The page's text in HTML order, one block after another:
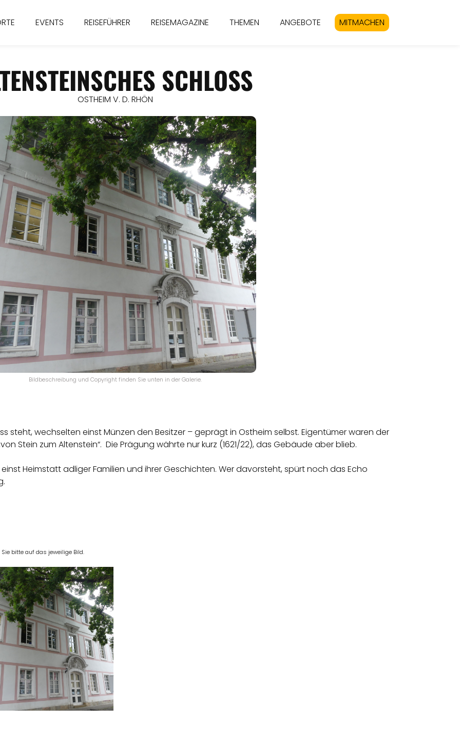
EVENTS REISEFÜHRER REISEMAGAZINE THEMEN ANGEBOTE MITMACHEN
SCHLOSS
OSTHEIM V. D. RHÖN
Bildbeschreibung und Copyright finden Sie unten in der Galerie.
steht, wechselten einst Münzen den Besitzer – geprägt in Ostheim selbst. Eigentümer waren der
Stein zum Altenstein“. Die Prägung währte nur kurz (1621/22), das Gebäude aber blieb.
Heimstatt adliger Familien und ihrer Geschichten. Wer davorsteht, spürt noch das Echo
bitte auf das jeweilige Bild.